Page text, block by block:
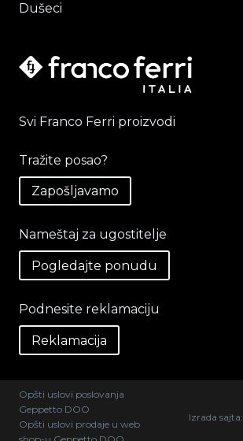
Dušeci
Svi Franco Ferri proizvodi
Tražite posao?
Zapošljavamo
Nameštaj za ugostitelje
Pogledajte ponudu
Podnesite reklamaciju
Reklamacija
Opšti uslovi poslovanja
Geppetto DOO
Opšti uslovi prodaje u web
Izrada sajta: